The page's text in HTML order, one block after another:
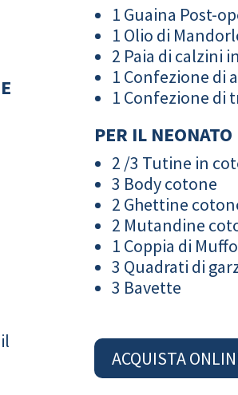
1 Guaina Post-
1 Olio di
2 Paia di calzini
1 Confezione di
1 Confezione di
PER IL NEONATO
2 /3 Tutine in
3 Body cotone
2 Ghettine
2 Mutandine
1 Coppia di
3 Quadrati di
3 Bavette
ACQUISTA